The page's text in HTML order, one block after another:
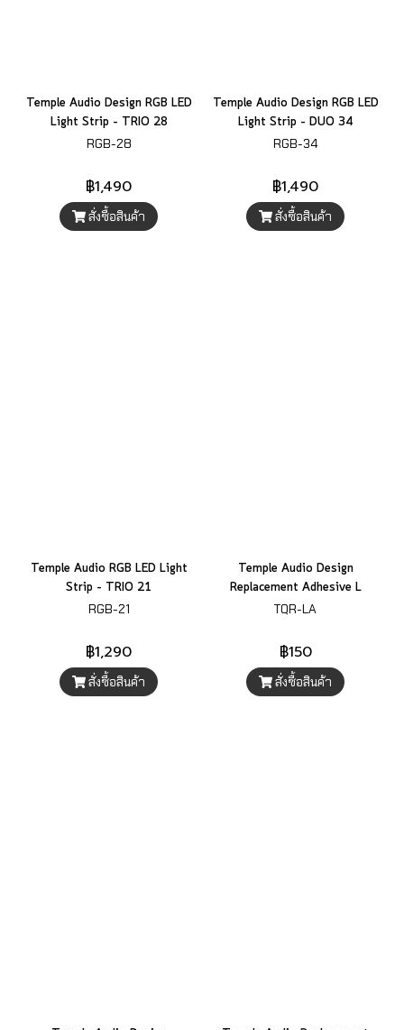
Temple Audio Design RGB LED
Light Strip – TRIO 28
RGB-28
฿1,490
สั่งซื้อสินค้า
Temple Audio Design RGB LED
Light Strip – DUO 34
RGB-34
฿1,490
สั่งซื้อสินค้า
Temple Audio RGB LED Light
Strip – TRIO 21
RGB-21
฿1,290
สั่งซื้อสินค้า
Temple Audio Design
Replacement Adhesive L
TQR-LA
฿150
สั่งซื้อสินค้า